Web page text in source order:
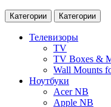
Категории Категории
Телевизоры
TV
TV Boxes &
Wall Mounts
Ноутбуки
Acer NB
Apple NB